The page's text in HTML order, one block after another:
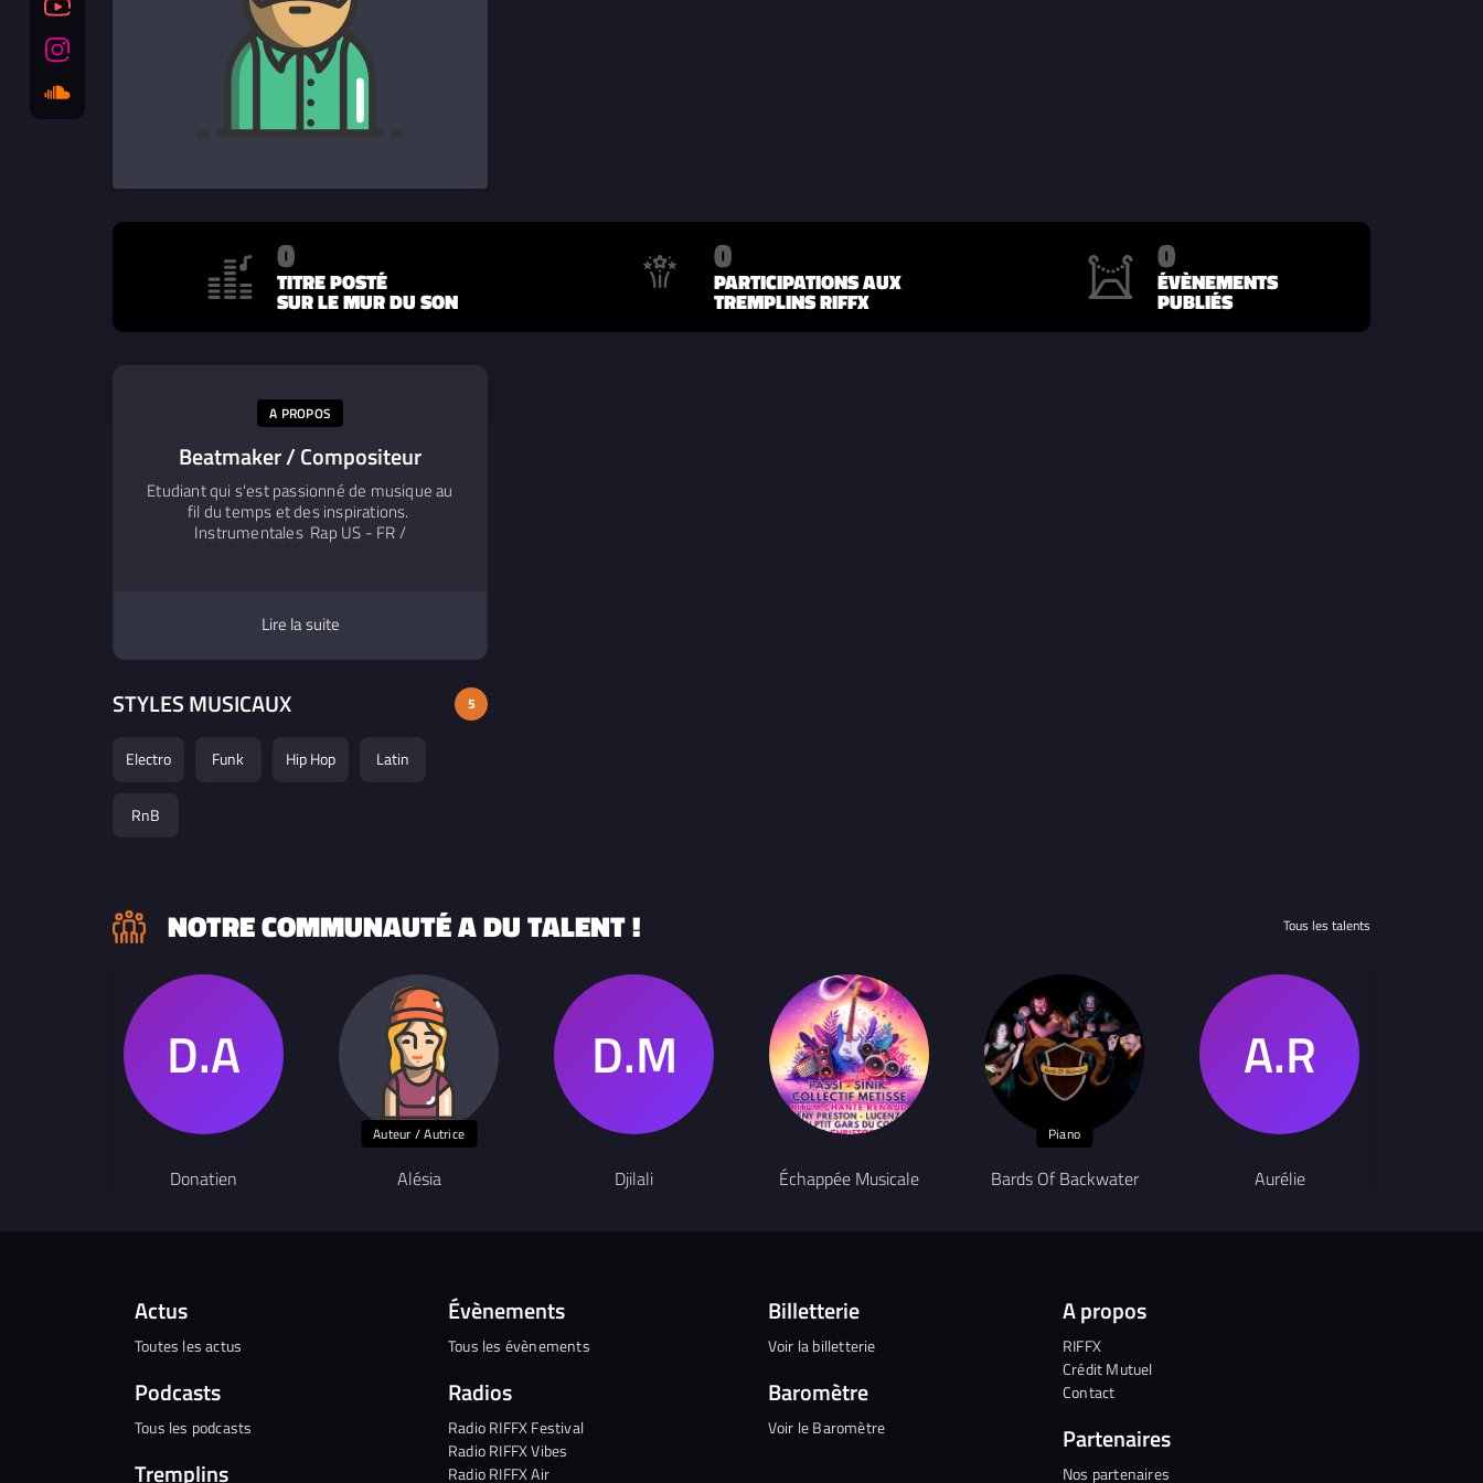
0
TITRE POSTÉ
SUR LE MUR DU SON
0
PARTICIPATIONS AUX
TREMPLINS RIFFX
0
ÉVÈNEMENTS
PUBLIÉS
A PROPOS
Beatmaker / Compositeur
Etudiant qui s'est passionné de musique au
fil du temps et des inspirations.
Instrumentales Rap US - FR /
Lire la suite
STYLES MUSICAUX 5
Electro Funk Hip Hop Latin
RnB
NOTRE COMMUNAUTÉ A DU TALENT ! Tous les talents
Donatien
Auteur / Autrice
Alésia Djilali Échappée Musicale
Piano
Bards Of Backwater Aurélie
Actus
Toutes les actus
Podcasts
Tous les podcasts
Tremplins
Évènements
Tous les évènements
Radios
Radio RIFFX Festival
Radio RIFFX Vibes
Radio RIFFX Air
Billetterie
Voir la billetterie
Baromètre
Voir le Baromètre
A propos
RIFFX
Crédit Mutuel
Contact
Partenaires
Nos partenaires